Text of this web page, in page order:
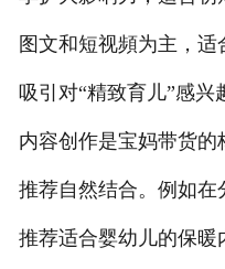
图文和短视頻为主，适
吸引对“精致育儿”感兴
内容创作是宝妈带货
推荐自然结合。例如在
推荐适合婴幼儿的保暖